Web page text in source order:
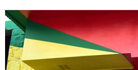
0 y el número del Convenio es
formulario 480 o 470 que
marca de agua que dice
relacionada con la
ser empleado para realizar